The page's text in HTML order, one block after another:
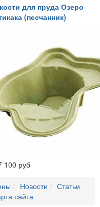
для пруда Озеро
(песчанник)
100 руб
Новости
Статьи
сайта